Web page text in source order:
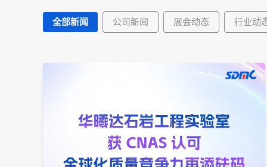
全部新闻 公司新闻 展会动态 行业动